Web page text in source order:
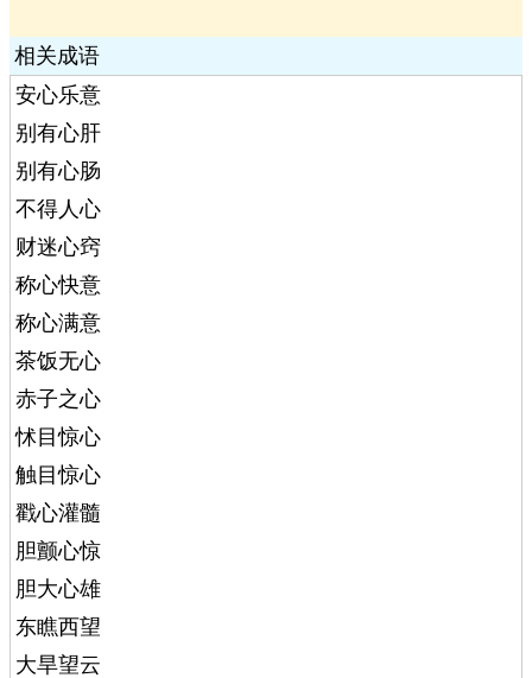
相关成语
安心乐意
别有心肝
别有心肠
不得人心
财迷心窍
称心快意
称心满意
茶饭无心
赤子之心
怵目惊心
触目惊心
戳心灌髓
胆颤心惊
胆大心雄
东瞧西望
大旱望云